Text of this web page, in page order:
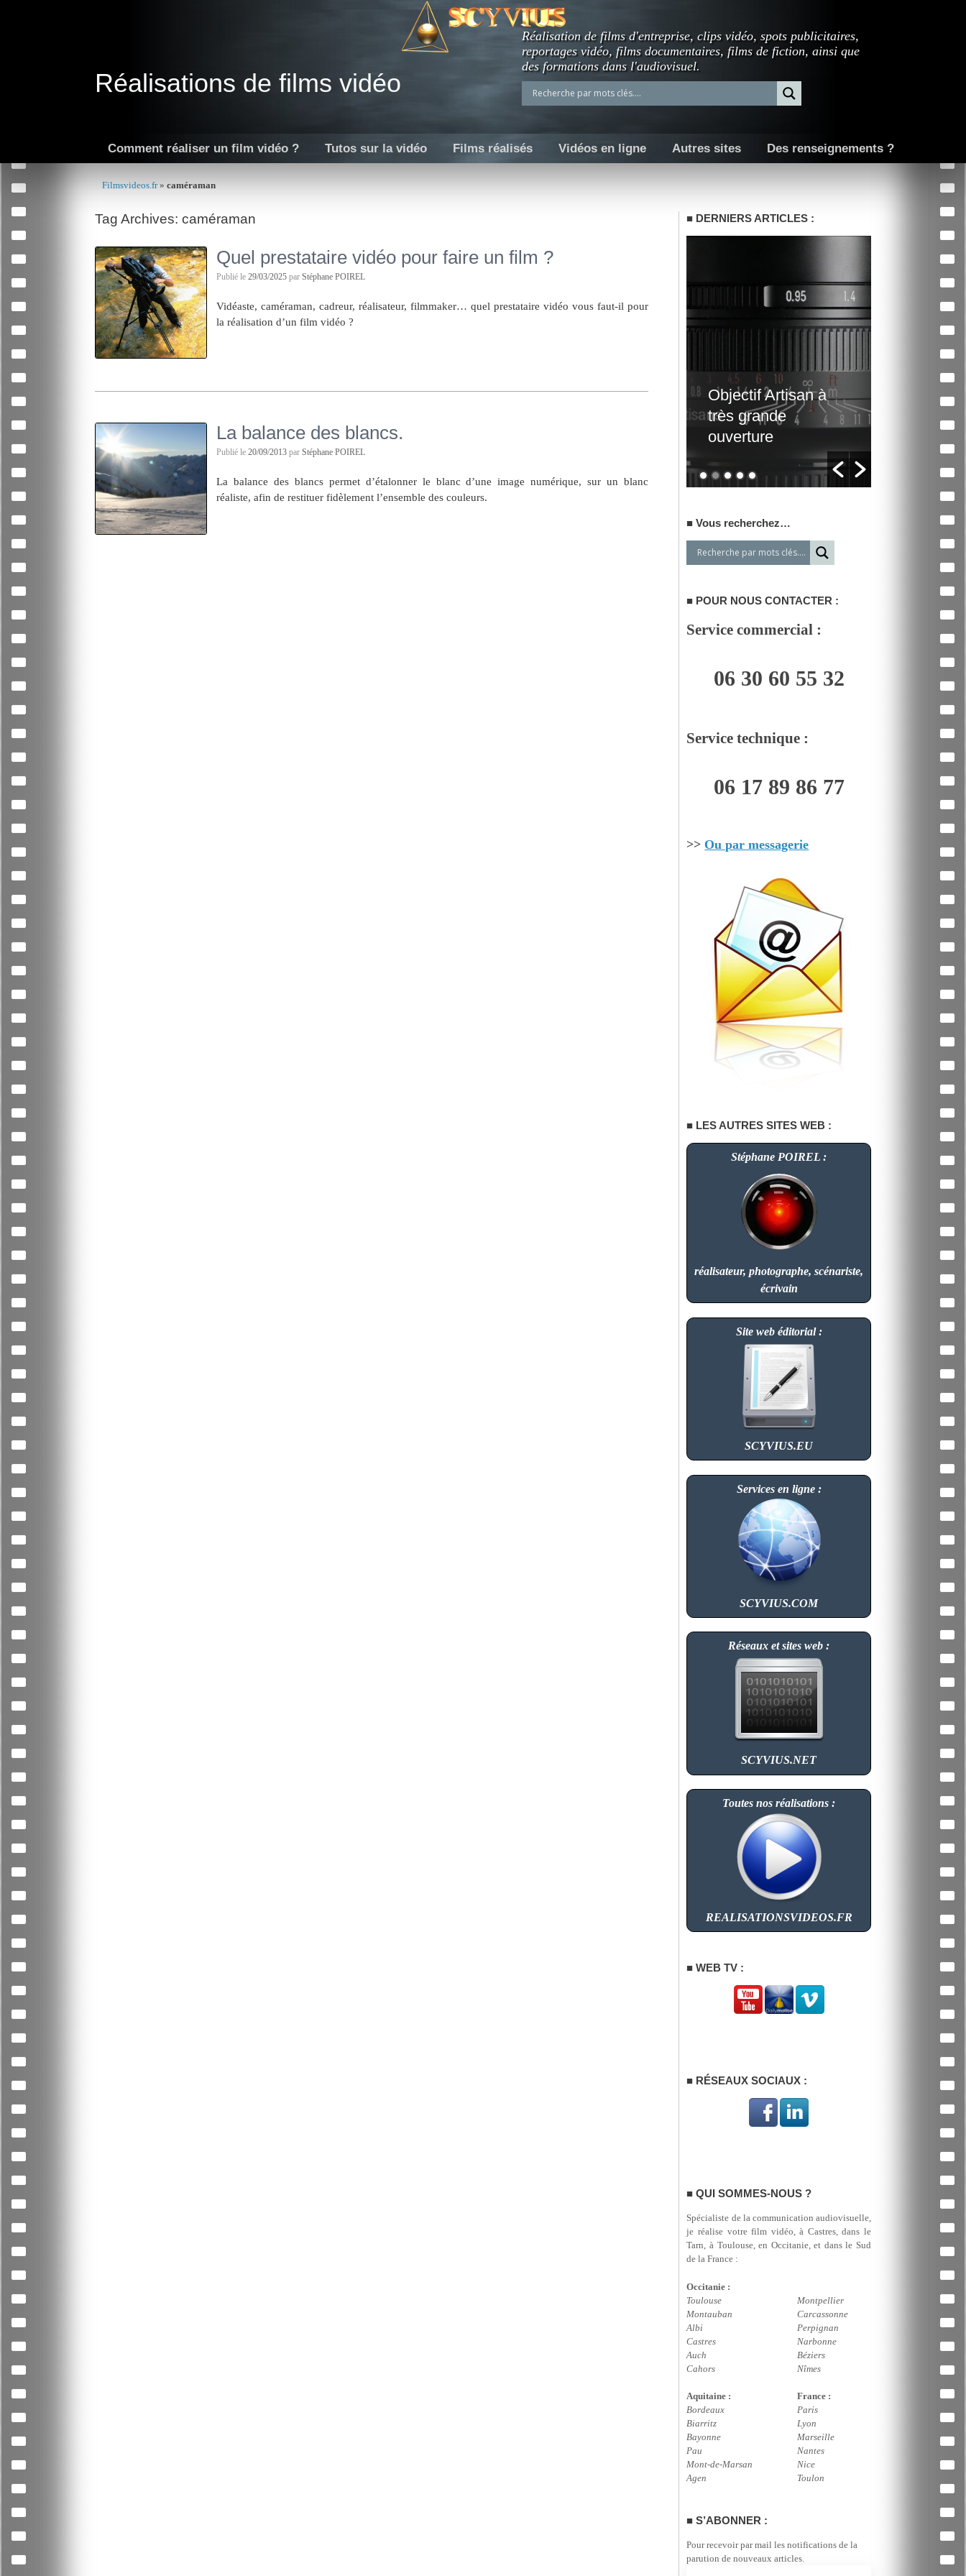
Réalisations de films vidéo
Réalisation de films d'entreprise, clips vidéo, spots publicitaires,
reportages vidéo, films documentaires, films de fiction, ainsi que
des formations dans l'audiovisuel.
Comment réaliser un film vidéo ? Tutos sur la vidéo Films réalisés Vidéos en ligne Autres sites Des renseignements ?
Filmsvideos.fr» caméraman
Tag Archives: caméraman
Quel prestataire vidéo pour faire un film ?
Publié le29/03/2025 parStéphane POIREL
Vidéaste, caméraman, cadreur, réalisateur, filmmaker… quel prestataire vidéo vous faut-il pour
la réalisation d’un film vidéo ?
La balance des blancs.
Publié le20/09/2013 parStéphane POIREL
La balance des blancs permet d’étalonner le blanc d’une image numérique, sur un blanc
réaliste, afin de restituer fidèlement l’ensemble des couleurs.
DERNIERS ARTICLES :
Prérégler la balance
Objectif Artisan à
Traitement de
vidéos par lots
Un film
Vous recherchez…
POUR NOUS CONTACTER :
Service commercial :
06 30 60 55 32
Service technique :
06 17 89 86 77
>> Ou par messagerie
LES AUTRES SITES WEB :
Stéphane POIREL :
réalisateur, photographe, scénariste,
écrivain
Site web éditorial :
SCYVIUS.EU
Services en ligne :
SCYVIUS.COM
Réseaux et sites web :
SCYVIUS.NET
Toutes nos réalisations :
REALISATIONSVIDEOS.FR
WEB TV :
RÉSEAUX SOCIAUX :
QUI SOMMES-NOUS ?
Spécialiste de la communication audiovisuelle,
je réalise votre film vidéo, à Castres, dans le
Tarn, à Toulouse, en Occitanie, et dans le Sud
de la France :
Occitanie :
Toulouse
Montauban
Albi
Castres
Auch
Cahors
Montpellier
Carcassonne
Perpignan
Narbonne
Béziers
Nîmes
Aquitaine :
Bordeaux
Biarritz
Bayonne
Pau
Mont-de-Marsan
Agen
France :
Paris
Lyon
Marseille
Nantes
Nice
Toulon
S’ABONNER :
Pour recevoir par mail les notifications de la
parution de nouveaux articles.